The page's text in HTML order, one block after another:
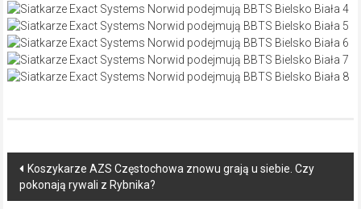
Post
navigation
Koszykarze AZS Częstochowa znowu grają u siebie. Czy
pokonają rywali z Rybnika?